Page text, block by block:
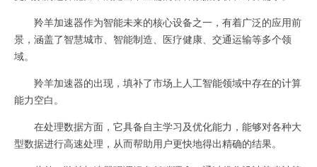
羚羊加速器作为智能未来的核心设备之一，有着广泛的应用前
景，涵盖了智慧城市、智能制造、医疗健康、交通运输等多个领
域。
羚羊加速器的出现，填补了市场上人工智能领域中存在的计算
能力空白。
在处理数据方面，它具备自主学习及优化能力，能够对各种大
型数据进行高速处理，从而帮助用户更快地得出精确的结果。